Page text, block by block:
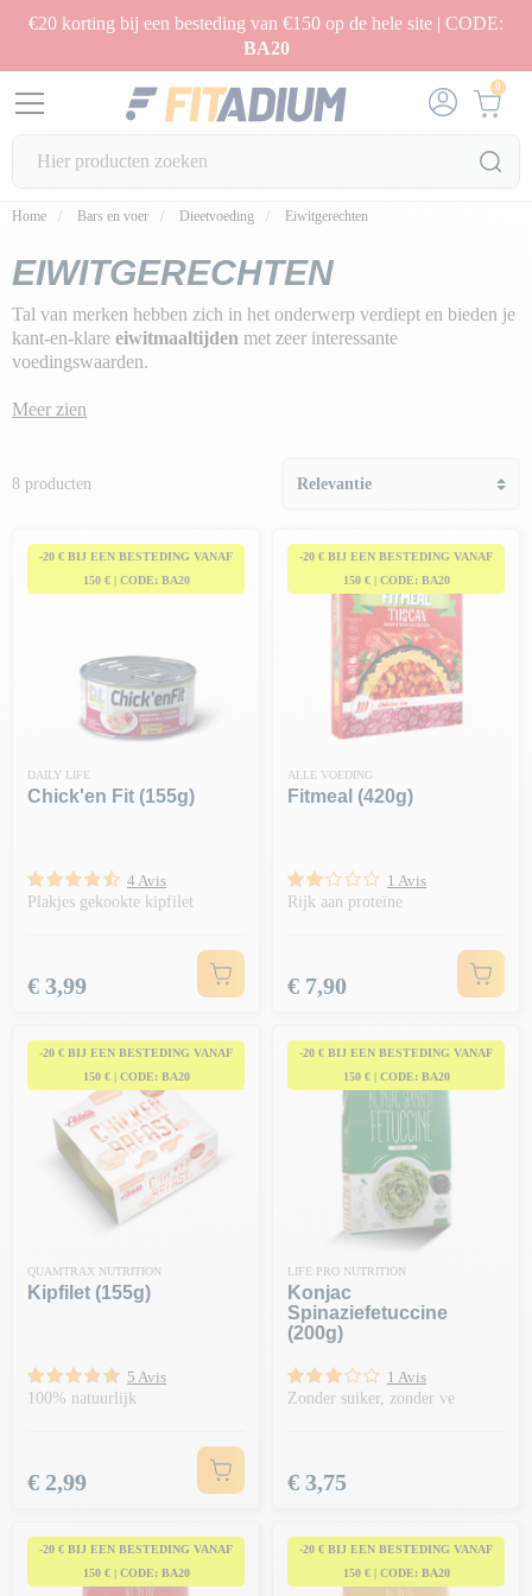
€20 korting bij een besteding van €150 op de hele site | CODE:
BA20
0
Home Bars en voer Dieetvoeding Eiwitgerechten
EIWITGERECHTEN
Tal van merken hebben zich in het onderwerp verdiept en bieden je
kant-en-klare eiwitmaaltijden met zeer interessante
voedingswaarden.
Als je op dieet bent of probeert af te vallen, is het niet altijd
gezondheid
Meer zien
8 producten
-20 € BIJ EEN BESTEDING VANAF
150 € | CODE: BA20
DAILY LIFE
Chick'en Fit (155g)
4 Avis
Plakjes gekookte kipfilet
Prijs
€ 3,99
-20 € BIJ EEN BESTEDING VANAF
150 € | CODE: BA20
ALLE VOEDING
Fitmeal (420g)
1 Avis
Rijk aan proteïne
Prijs
€ 7,90
-20 € BIJ EEN BESTEDING VANAF
150 € | CODE: BA20
QUAMTRAX NUTRITION
Kipfilet (155g)
5 Avis
100% natuurlijk
Prijs
€ 2,99
-20 € BIJ EEN BESTEDING VANAF
150 € | CODE: BA20
LIFE PRO NUTRITION
Konjac
Spinaziefetuccine
(200g)
1 Avis
Zonder suiker, zonder ve
Prijs
€ 3,75
-20 € BIJ EEN BESTEDING VANAF
150 € | CODE: BA20
-20 € BIJ EEN BESTEDING VANAF
150 € | CODE: BA20